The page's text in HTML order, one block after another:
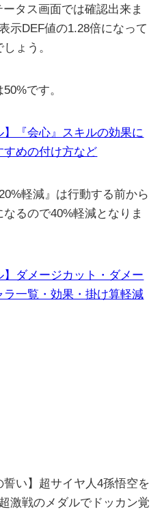
タス画面では確認出来ま
示DEF値の1.28倍になって
ょう。
です。
】『会心』スキルの効果に
めの付け方など
軽減』は行動する前から
るので40%軽減となりま
】ダメージカット・ダメー
一覧・効果・掛け算軽減
い】超サイヤ人4孫悟空を
激戦のメダルでドッカン覚